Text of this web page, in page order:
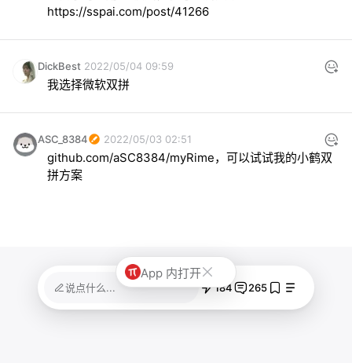
https://sspai.com/post/41266
DickBest 2022/05/04 09:59
我选择微软双拼
ASC_8384 2022/05/03 02:51
github.com/aSC8384/myRime，可以试试我的小鹤双
拼方案
说点什么... 184 265
App 内打开